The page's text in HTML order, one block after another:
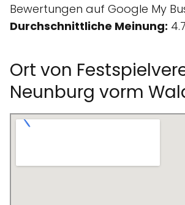
Bewertungen auf Google My
Durchschnittliche Meinung:
Ort von
Neunburg vorm